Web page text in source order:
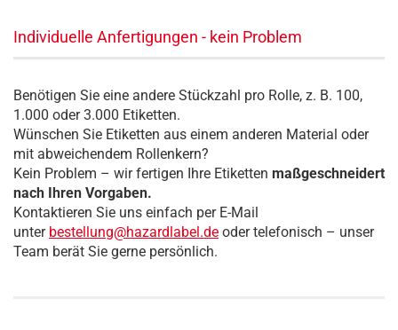
Individuelle Anfertigungen - kein Problem
Benötigen Sie eine andere Stückzahl pro Rolle, z. B. 100,
1.000 oder 3.000 Etiketten.
Wünschen Sie Etiketten aus einem anderen Material oder
mit abweichendem Rollenkern?
Kein Problem – wir fertigen Ihre Etiketten maßgeschneidert
nach Ihren Vorgaben.
Kontaktieren Sie uns einfach per E-Mail
unter bestellung@hazardlabel.de oder telefonisch – unser
Team berät Sie gerne persönlich.